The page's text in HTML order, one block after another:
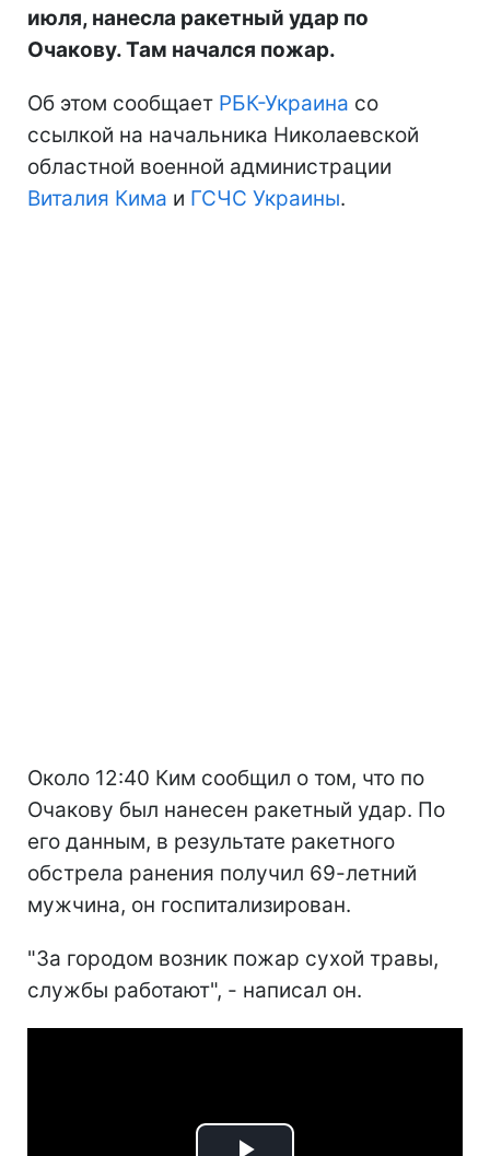
июля, нанесла ракетный удар по
Очакову. Там начался пожар.
Об этом сообщает РБК-Украина со
ссылкой на начальника Николаевской
областной военной администрации
Виталия Кима и ГСЧС Украины.
Около 12:40 Ким сообщил о том, что по
Очакову был нанесен ракетный удар. По
его данным, в результате ракетного
обстрела ранения получил 69-летний
мужчина, он госпитализирован.
"За городом возник пожар сухой травы,
службы работают", - написал он.